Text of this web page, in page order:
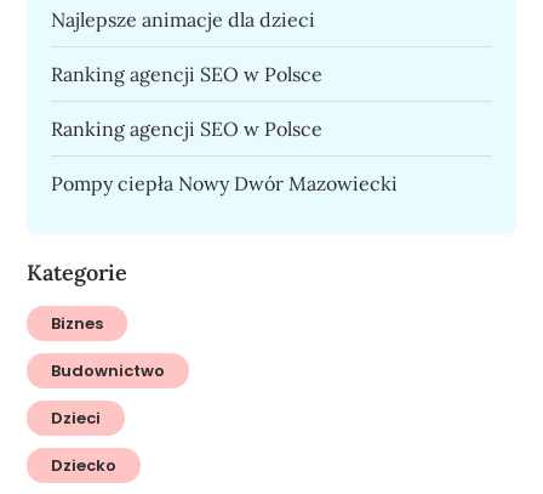
Najlepsze animacje dla dzieci
Ranking agencji SEO w Polsce
Ranking agencji SEO w Polsce
Pompy ciepła Nowy Dwór Mazowiecki
Kategorie
Biznes
Budownictwo
Dzieci
Dziecko